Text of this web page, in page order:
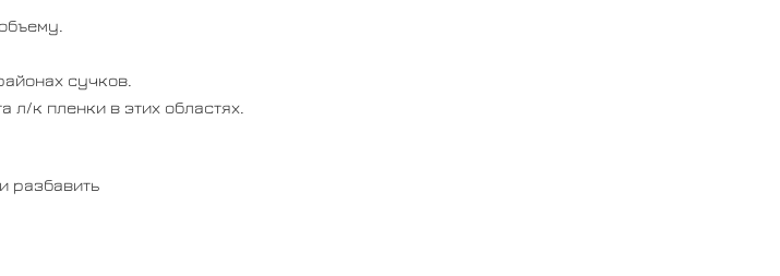
сучков.
л/к пленки в этих областях.
разбавить